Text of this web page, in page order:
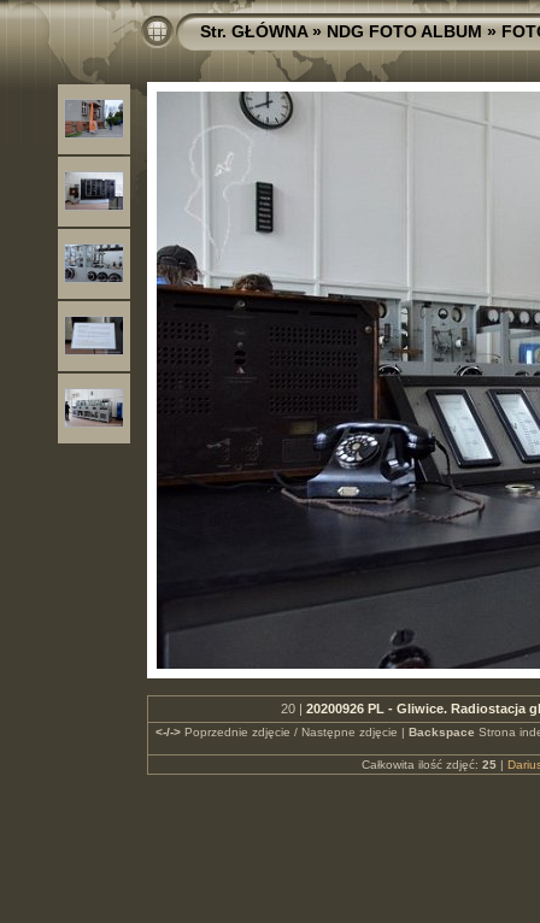
Str. GŁÓWNA»NDG FOTO ALBUM»
20 | 20200926 PL - Gliwice. Radiostacja
<-/->Poprzednie zdjęcie / Następne zdjęcie | Backspace Strona
Całkowita ilość zdjęć: 25|